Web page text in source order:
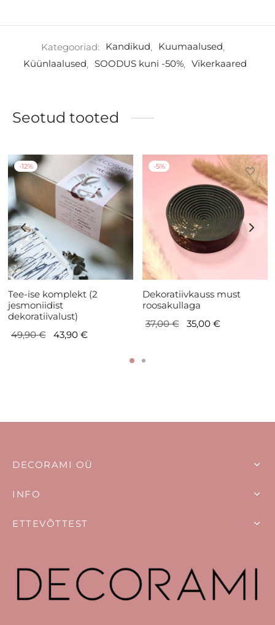
Kategooriad: Kandikud, Kuumaalused,
Küünlaalused, SOODUS kuni -50%, Vikerkaared
Seotud tooted
-12%
Tee-ise komplekt (2
jesmoniidist
dekoratiivalust)
49,90€
Algne
43,90 €
-5%
Dekoratiivkauss must
roosakullaga
37,00€
Algne
35,00 €
INFO
ETTEVÕTTEST
DECORAMI OÜ